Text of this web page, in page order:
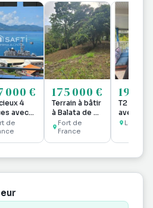
000 €
4
avec
de
175 000 €
Terrain à bâtir
à Balata de 2
175 m²
Fort de
France
195
T2
avec
à deux
Les